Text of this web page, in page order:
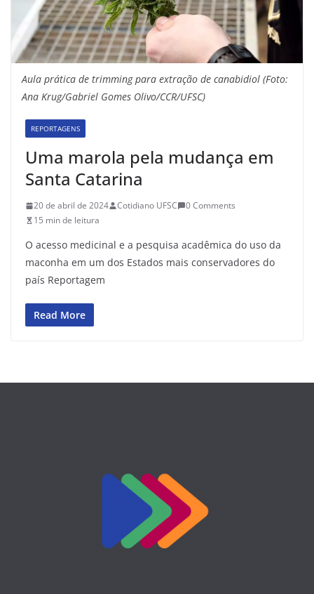
Aula prática de trimming para extração de canabidiol (Foto:
Ana Krug/Gabriel Gomes Olivo/CCR/UFSC)
REPORTAGENS
Uma marola pela mudança em
Santa Catarina
20 de abril de 2024 Cotidiano UFSC
0 Comments
15 min de leitura
O acesso medicinal e a pesquisa acadêmica do uso da
maconha em um dos Estados mais conservadores do
país Reportagem
Read More